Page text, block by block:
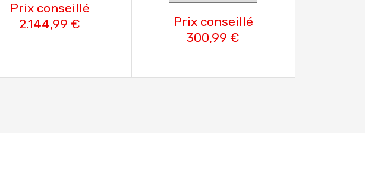
Prix conseillé
2.144,99 €
Prix conseillé
300,99 €